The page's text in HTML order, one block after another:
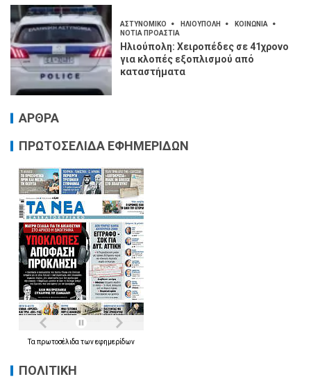
ΑΣΤΥΝΟΜΙΚΟ ΗΛΙΟΥΠΟΛΗ
ΚΟΙΝΩΝΙΑ
ΝΟΤΙΑ ΠΡΟΑΣΤΙΑ
Ηλιούπολη: Χειροπέδες σε 41χρονο
για κλοπές εξοπλισμού από
καταστήματα
ΑΡΘΡΑ
ΠΡΩΤΟΣΕΛΙΔΑ ΕΦΗΜΕΡΙΔΩΝ
Τα πρωτοσέλιδα τωνεφημερίδων
ΠΟΛΙΤΙΚΗ